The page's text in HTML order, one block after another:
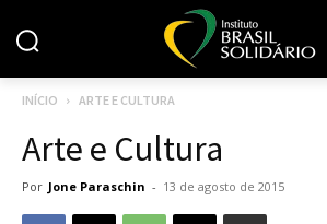
INÍCIO ARTE E CULTURA
Arte e Cultura
Por Jone Paraschin - 13 de agosto de 2015